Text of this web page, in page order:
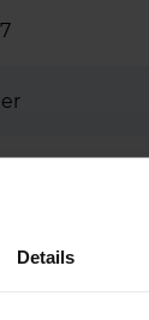
Details